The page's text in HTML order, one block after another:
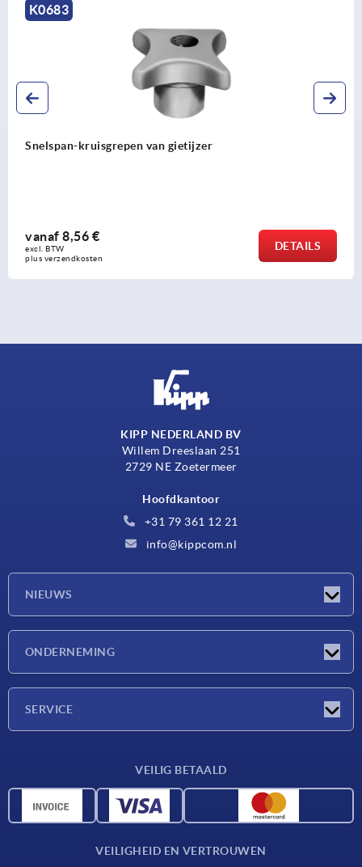
DETAILS
Stergrepen kunststof met
KIPP NEDERLAND BV
Willem Dreeslaan 251
2729 NE Zoetermeer
Hoofdkantoor
+31 79 361 12 21
info@kippcom.nl
NIEUWS
ONDERNEMING
SERVICE
CAD-gegevens
VEILIG BETAALD
VEILIGHEID EN VERTROUWEN